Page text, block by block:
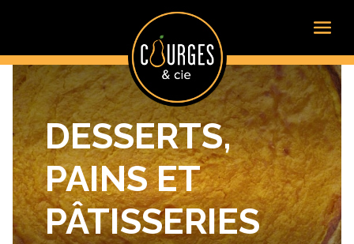
DESSERTS,
PAINS ET
PÂTISSERIES